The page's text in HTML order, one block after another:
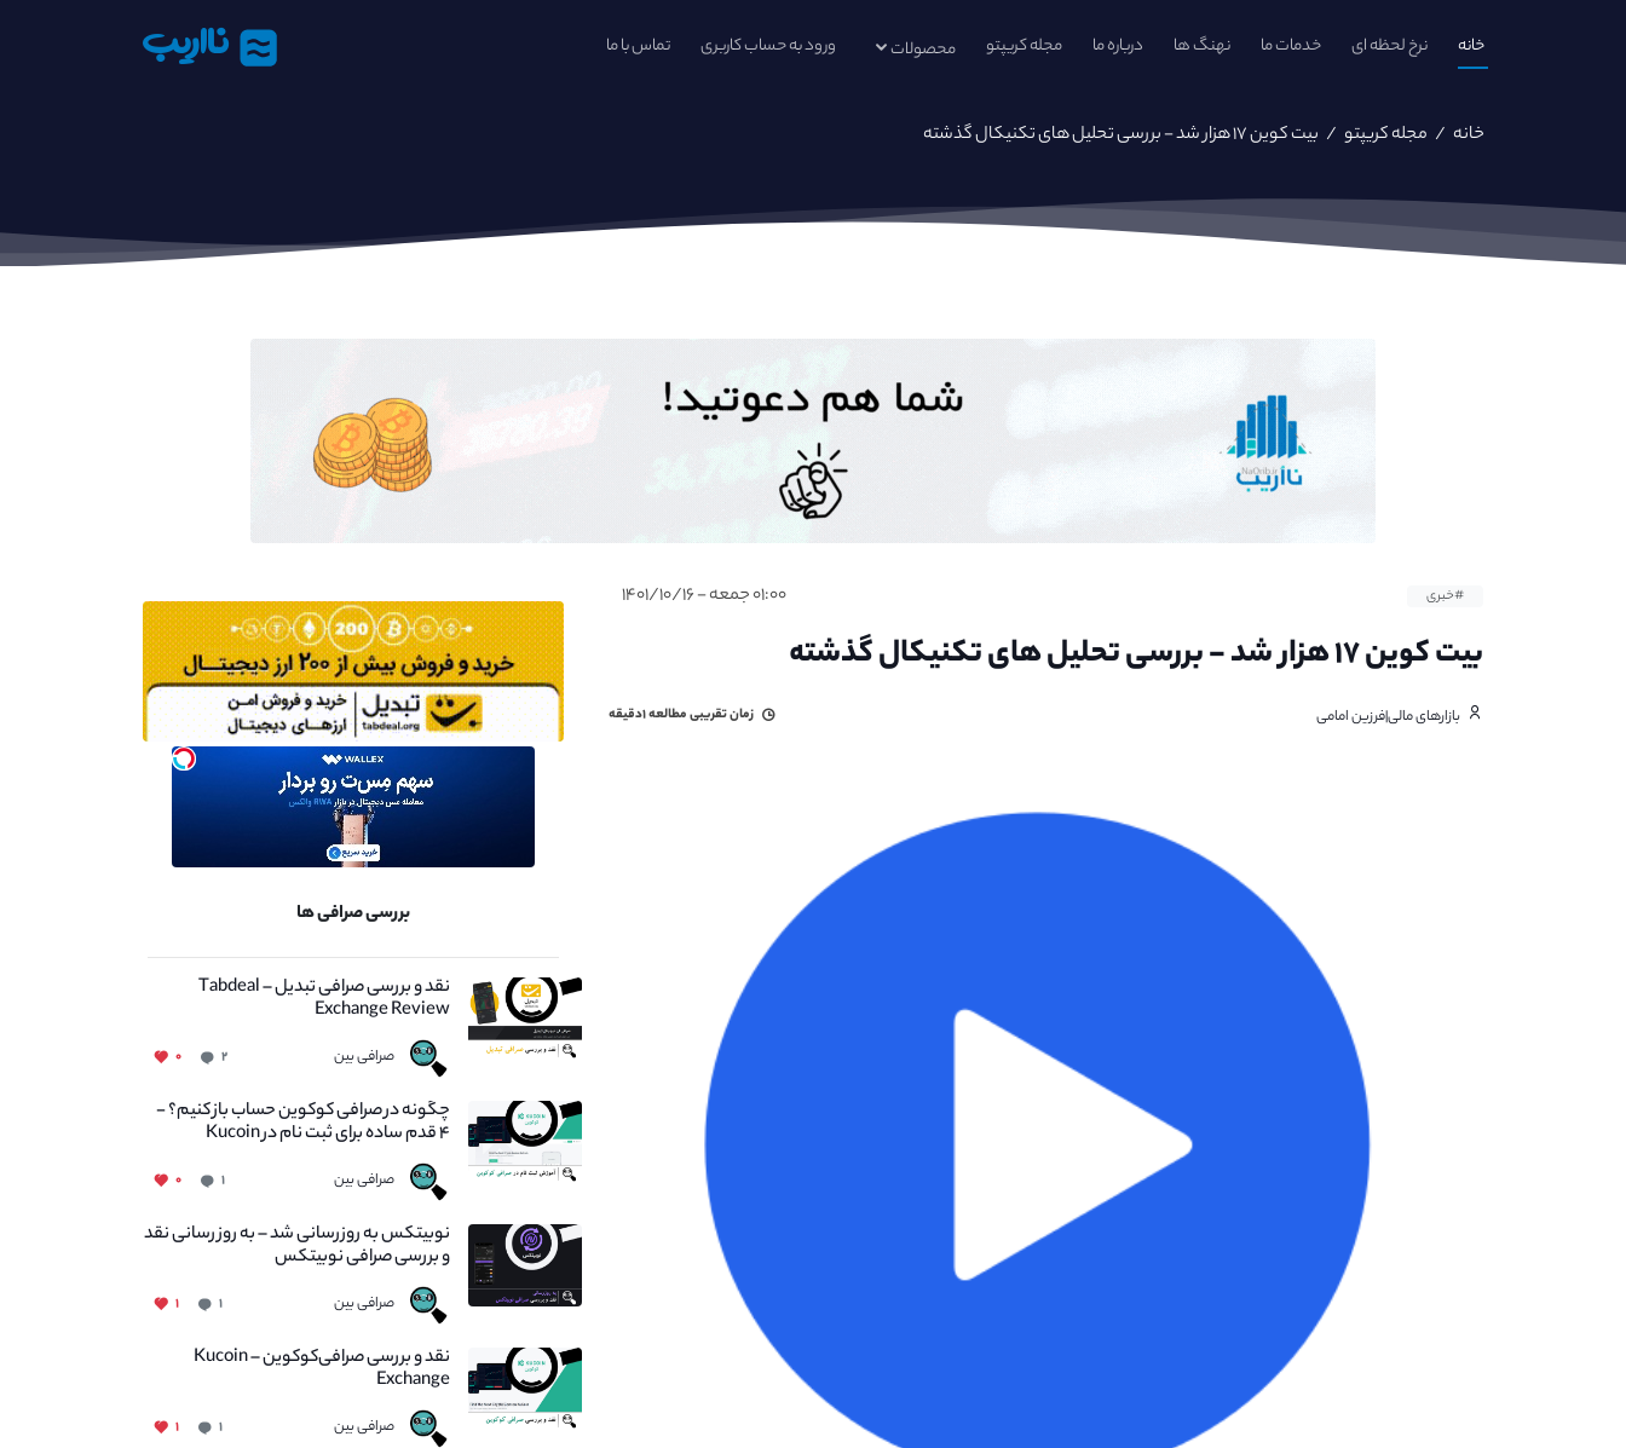
خانه نرخ لحظه ای خدمات ما نهنگ ها درباره ما مجله کریپتو محصولات ورود به حساب کاربری تماس با ما نااریب
خانه / مجله کریپتو / بیت کوین ۱۷ هزار شد - بررسی تحلیل های تکنیکال گذشته
#خبری ۰۱:۰۰ جمعه - ۱۴۰۱/۱۰/۱۶
بیت کوین ۱۷ هزار شد - بررسی تحلیل های تکنیکال گذشته
بازارهای مالی|فرزین امامی زمان تقریبی مطالعه۱دقیقه
بررسی صرافی ها
نقد و بررسی صرافی تبدیل – Tabdeal
Exchange Review
صرافی بین ۲ ۰
چگونه در صرافی کوکوین حساب باز کنیم؟ -
۴ قدم ساده برای ثبت نام در Kucoin
صرافی بین ۱ ۰
نوبیتکس به روزرسانی شد – به روز رسانی نقد
و بررسی صرافی نوبیتکس
صرافی بین ۱ ۱
نقد و بررسی صرافی‌کوکوین – Kucoin
Exchange
صرافی بین ۱ ۱